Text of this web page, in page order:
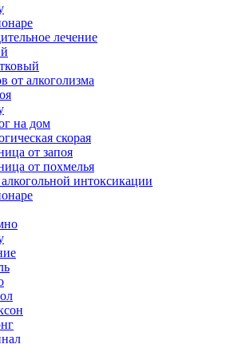
лечение
от алкоголизма
на дом
скорая
от запоя
от похмелья
интоксикации